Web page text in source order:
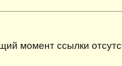
момент ссылки